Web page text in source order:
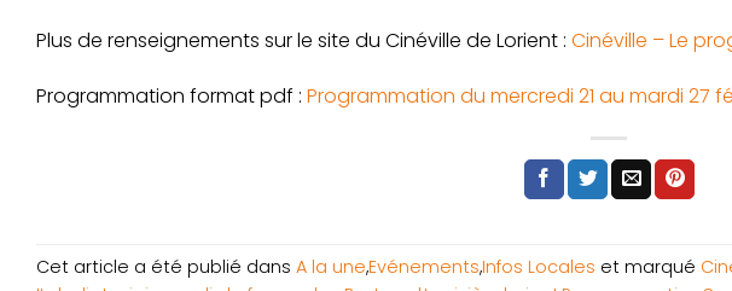
Plus de renseignements sur le site du Cinéville de Lorient : Cinéville – Le
Programmation format pdf : Programmation du mercredi 21 au mardi 27
Cet article a été publié dans A la une,Evénements,Infos Locales et marqué